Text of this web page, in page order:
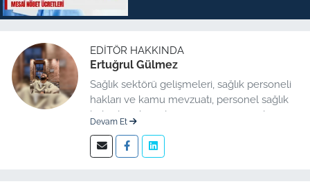
EDITÖR HAKKINDA
Ertuğrul Gülmez
Sağlık sektörü gelişmeleri, sağlık personeli
hakları ve kamu mevzuatı, personel sağlık
haberleri düzenleme üzerine uzmanlaşmış
Devam Et